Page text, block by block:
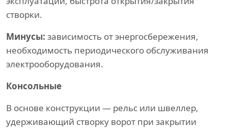
створки.
Минусы: зависимость от энергосбережения,
необходимость периодического обслуживания
электрооборудования.
Консольные
В основе конструкции — рельс или швеллер,
удерживающий створку ворот при закрытии